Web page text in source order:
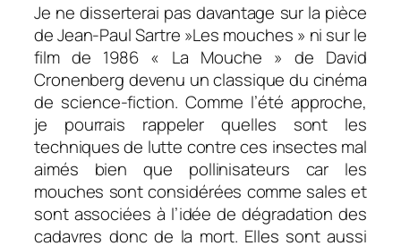
Je ne disserterai pas davantage sur la pièce
de Jean-Paul Sartre »Les mouches » ni sur le
film de 1986 « La Mouche » de David
Cronenberg devenu un classique du cinéma
de science-fiction.Comme l’été approche,
je pourrais rappeler quelles sont les
techniques de lutte contre ces insectes mal
aimés bien que pollinisateurs car les
mouches sont considérées comme sales et
sont associées à l’idée de dégradation des
cadavres donc de la mort. Elles sont aussi